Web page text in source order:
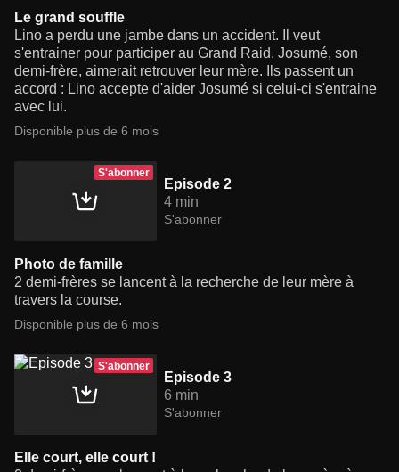
Le grand souffle
Lino a perdu une jambe dans un accident. Il veut
s'entrainer pour participer au Grand Raid. Josumé, son
demi-frère, aimerait retrouver leur mère. Ils passent un
accord : Lino accepte d'aider Josumé si celui-ci s'entraine
avec lui.
Disponible plus de 6 mois
S'abonner
Episode 2
4 min
S'abonner
Photo de famille
2 demi-frères se lancent à la recherche de leur mère à
travers la course.
Disponible plus de 6 mois
S'abonner
Episode 3
6 min
S'abonner
Elle court, elle court !